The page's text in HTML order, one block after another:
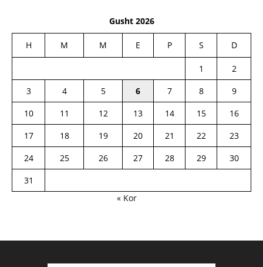
Gusht 2026
H M M E P S D
1
2
3
4 5 6 7 8
9
10
11 12 13 14 15
16
17
18 19 20 21 22
23
24
25 26 27 28 29
30
31
« Kor